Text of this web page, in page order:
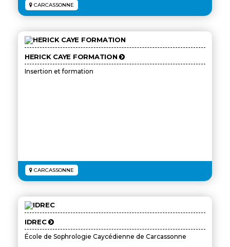
CARCASSONNE
HERICK CAYE FORMATION
Insertion et formation
CARCASSONNE
IDREC
École de Sophrologie Caycédienne de Carcassonne